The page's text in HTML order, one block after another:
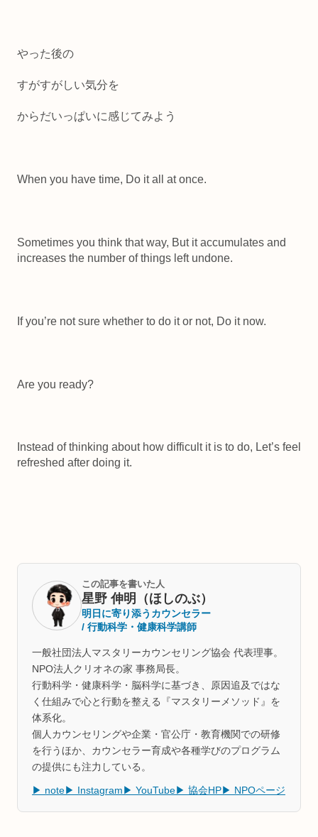
やった後の
すがすがしい気分を
からだいっぱいに感じてみよう
When you have time, Do it all at once.
Sometimes you think that way, But it accumulates and
increases the number of things left undone.
If you’re not sure whether to do it or not, Do it now.
Are you ready?
Instead of thinking about how difficult it is to do, Let’s feel
refreshed after doing it.
この記事を書いた人
星野 伸明（ほしのぶ）
明日に寄り添うカウンセラー
/ 行動科学・健康科学講師
一般社団法人マスタリーカウンセリング協会 代表理事。
NPO法人クリオネの家 事務局長。
行動科学・健康科学・脳科学に基づき、原因追及ではな
く仕組みで心と行動を整える『マスタリーメソッド』を
体系化。
個人カウンセリングや企業・官公庁・教育機関での研修
を行うほか、カウンセラー育成や各種学びのプログラム
の提供にも注力している。
▶ note▶ Instagram ▶ YouTube▶ 協会HP▶ NPOページ